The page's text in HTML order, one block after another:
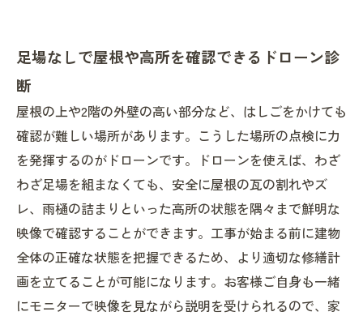
足場なしで屋根や高所を確認できるドローン診
断
屋根の上や2階の外壁の高い部分など、はしごをかけても
確認が難しい場所があります。こうした場所の点検に力
を発揮するのがドローンです。ドローンを使えば、わざ
わざ足場を組まなくても、安全に屋根の瓦の割れやズ
レ、雨樋の詰まりといった高所の状態を隅々まで鮮明な
映像で確認することができます。工事が始まる前に建物
全体の正確な状態を把握できるため、より適切な修繕計
画を立てることが可能になります。お客様ご自身も一緒
にモニターで映像を見ながら説明を受けられるので、家